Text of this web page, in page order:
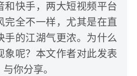
和快手，两大短视频平台
完全不一样，尤其是在直
手的江湖气更浓。为什么
象呢？本文作者对此发表
你分享。